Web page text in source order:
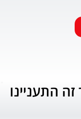
בחום.
התעניינו